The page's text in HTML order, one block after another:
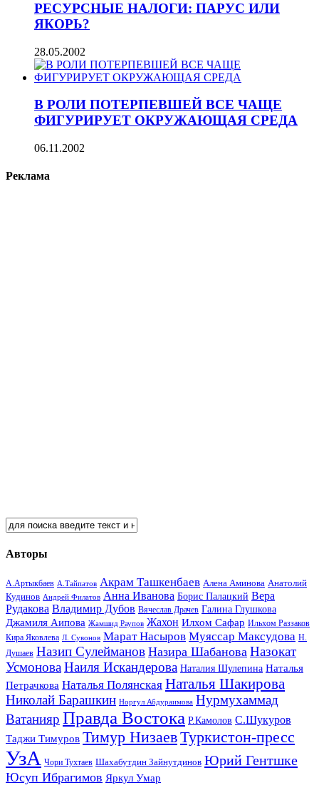
РЕСУРСНЫЕ НАЛОГИ: ПАРУС ИЛИ
ЯКОРЬ?
28.05.2002
В РОЛИ ПОТЕРПЕВШЕЙ ВСЕ ЧАЩЕ
ФИГУРИРУЕТ ОКРУЖАЮЩАЯ СРЕДА
06.11.2002
Реклама
Авторы
А.Артыкбаев А.Тайпатов Акрам Ташкенбаев Алена Аминова Анатолий
Кудинов Андрей Филатов Анна Иванова Борис Палацкий Вера
Рудакова Владимир Дубов Вячеслав Драчев Галина Глушкова
Джамиля Аипова Жамшид Раупов Жахон Илхом Сафар Ильхом Раззаков
Кира Яковлева Л. Сувонов Марат Насыров Муяссар Максудова Н.
Душаев Назип Сулейманов Назира Шабанова Назокат
УсмоноваНаиля Искандерова Наталия Шулепина Наталья
Петрачкова Наталья Полянская Наталья Шакирова
Николай Барашкин Норгул Абдураимова Нурмухаммад
Ватанияр Правда Востока Р.Камолов С.Шукуров
Таджи Тимуров Тимур НизаевТуркистон-пресс
УзА Чори Тухтаев Шахабутдин Зайнутдинов Юрий Гентшке
Юсуп Ибрагимов Яркул Умар